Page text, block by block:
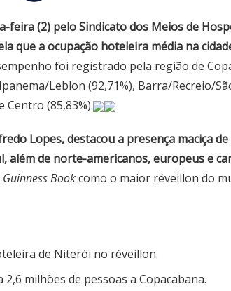
feira (2) pelo Sindicato dos Meios de
que a ocupação hoteleira média na
foi registrado pela região de
Leblon (92,71%), Barra/Recreio/
Centro (85,83%).
Lopes, destacou a presença maciça
além de norte-americanos, europeus e
Guinness Bookcomo o maior réveillon do
de Niterói no réveillon.
milhões de pessoas a Copacabana.